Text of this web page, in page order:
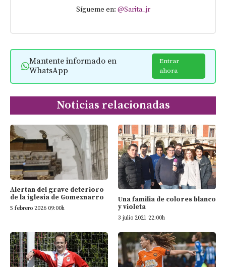
Sígueme en: @Sarita_jr
Mantente informado en
WhatsApp
Entrar
ahora
Noticias relacionadas
Alertan del grave deterioro
de la iglesia de Gomeznarro
5 febrero 2026 09:00h
Una familia de colores blanco
y violeta
3 julio 2021 22:00h